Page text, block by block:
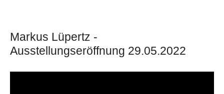
Markus Lüpertz -
Ausstellungseröffnung 29.05.2022